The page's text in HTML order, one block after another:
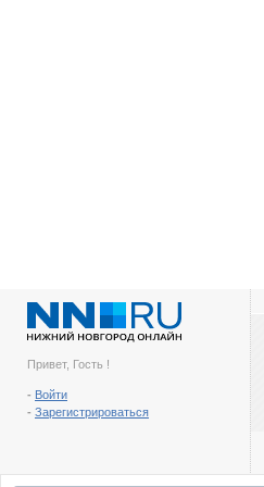
Привет, Гость !
- Войти
- Зарегистрироваться